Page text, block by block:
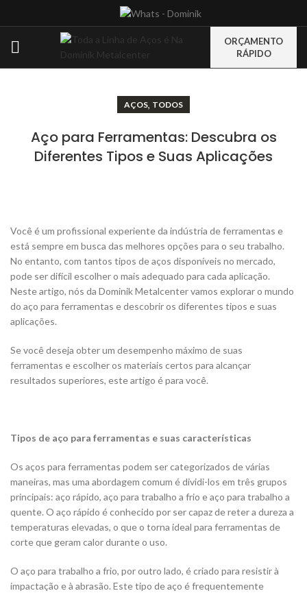
ORÇAMENTO
RÁPIDO
AÇOS, TODOS
Aço para Ferramentas: Descubra os
Diferentes Tipos e Suas Aplicações
Você é um profissional experiente da indústria de ferramentas e
está sempre em busca das melhores opções para o seu trabalho.
No entanto, com tantos tipos de aços disponíveis no mercado,
pode ser difícil escolher o mais adequado para cada aplicação.
Neste artigo, nós da Dominik Metalcenter vamos explorar o mundo
do aço para ferramentas e descobrir os diferentes tipos e suas
aplicações.
Se você deseja obter um desempenho máximo de suas
ferramentas e escolher os materiais certos para alcançar
resultados superiores, este artigo é para você.
Tipos de aço para ferramentas e suas características
Os aços para ferramentas podem ser categorizados de várias
maneiras, mas uma abordagem comum é dividi-los em três grupos
principais: aço rápido, aço para trabalho a frio e aço para trabalho a
quente. O aço rápido é conhecido por ser capaz de reter a dureza a
temperaturas elevadas, o que o torna ideal para ferramentas de
corte que geram calor durante o uso.
O aço para trabalho a frio, por outro lado, é criado para resistir à
impactação e à abrasão. Este tipo de aço é frequentemente